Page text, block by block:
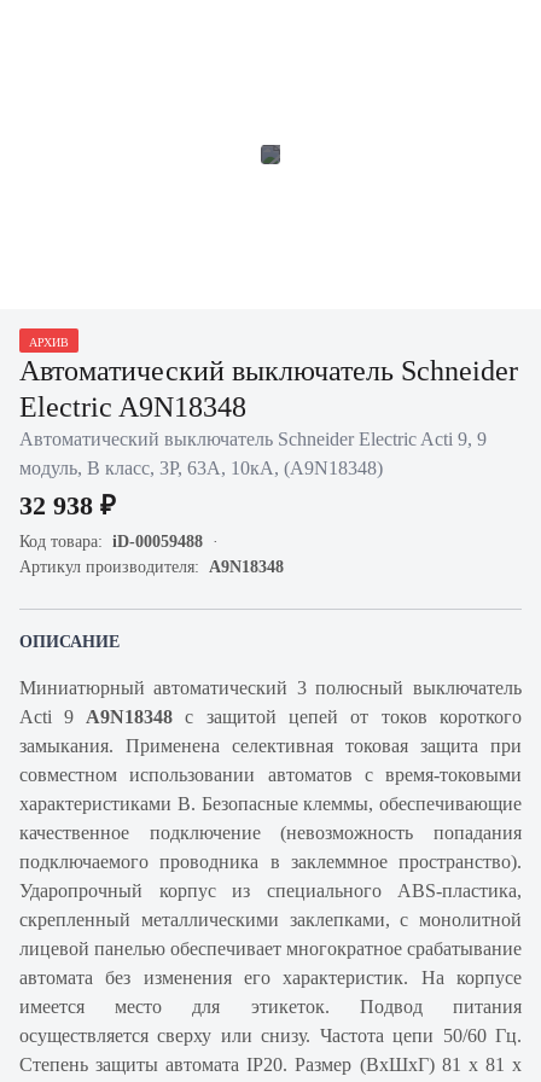
АРХИВ
Автоматический выключатель Schneider
Electric A9N18348
Автоматический выключатель Schneider Electric Acti 9, 9
модуль, B класс, 3P, 63А, 10кА, (A9N18348)
32 938 ₽
Код товара: iD-00059488
Артикул производителя: A9N18348
ОПИСАНИЕ
Миниатюрный автоматический 3 полюсный выключатель
Acti 9 A9N18348 с защитой цепей от токов короткого
замыкания. Применена селективная токовая защита при
совместном использовании автоматов с время-токовыми
характеристиками В. Безопасные клеммы, обеспечивающие
качественное подключение (невозможность попадания
подключаемого проводника в заклеммное пространство).
Ударопрочный корпус из специального ABS-пластика,
скрепленный металлическими заклепками, с монолитной
лицевой панелью обеспечивает многократное срабатывание
автомата без изменения его характеристик. На корпусе
имеется место для этикеток. Подвод питания
осуществляется сверху или снизу. Частота цепи 50/60 Гц.
Степень защиты автомата IP20. Размер (ВхШхГ) 81 х 81 х